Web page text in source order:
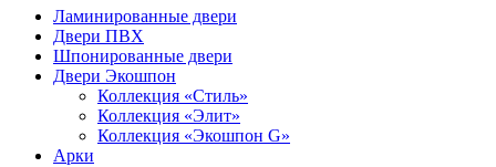
Ламинированные двери
Двери ПВХ
Шпонированные двери
Двери Экошпон
Коллекция «Cтиль»
Коллекция «Элит»
Коллекция «Экошпон G»
Арки